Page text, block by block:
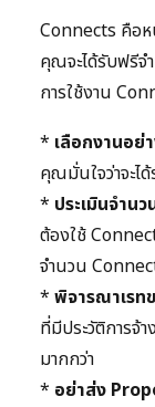
Connects คือ
คุณจะได้รับฟรีจ
การใช้งาน
* เลือกงานอ
คุณมั่นใจว่าจะไ
* ประเมินจำน
ต้องใช้
จำนวน
* พิจารณาเรท
ที่มีประวัติการจ้
มากกว่า
* อย่าส่ง